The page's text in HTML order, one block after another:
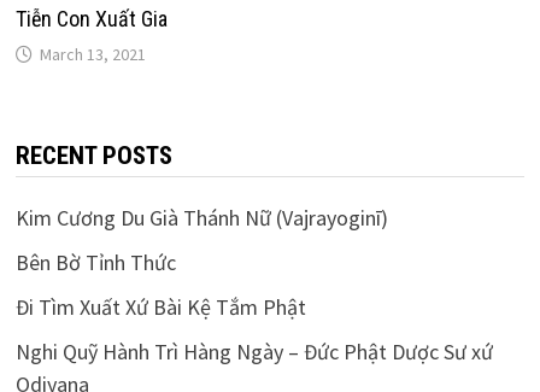
Tiễn Con Xuất Gia
March 13, 2021
RECENT POSTS
Kim Cương Du Già Thánh Nữ (Vajrayoginī)
Bên Bờ Tỉnh Thức
Đi Tìm Xuất Xứ Bài Kệ Tắm Phật
Nghi Quỹ Hành Trì Hàng Ngày – Đức Phật Dược Sư xứ
Odiyana